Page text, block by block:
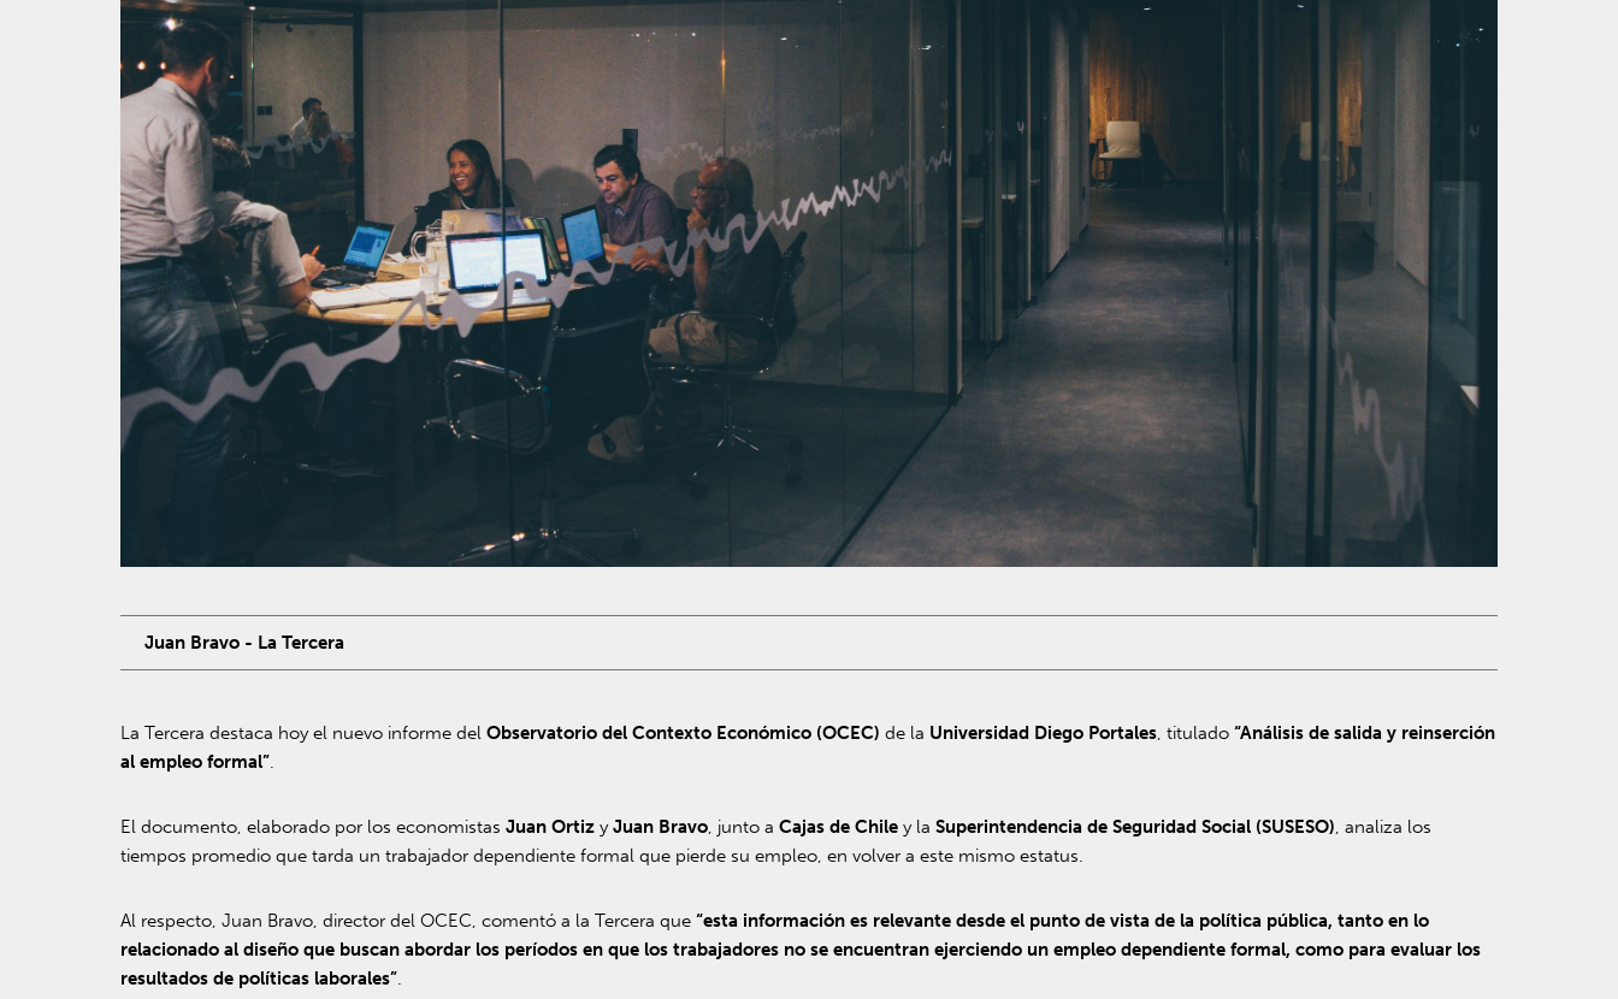
Juan Bravo - La Tercera
La Tercera destaca hoy el nuevo informe delObservatorio del Contexto Económico (OCEC) de la Universidad Diego Portales, titulado “Análisis de salida y reinserción
al empleo formal”.
El documento, elaborado por los economistasJuan Ortiz yJuan Bravo, junto aCajas de Chile y laSuperintendencia de Seguridad Social (SUSESO), analiza los
tiempos promedio que tarda un trabajador dependiente formal que pierde su empleo, en volver a este mismo estatus.
Al respecto, Juan Bravo, director del OCEC, comentó a la Tercera que“esta información es relevante desde el punto de vista de la política pública, tanto en lo
relacionado al diseño que buscan abordar los períodos en que los trabajadores no se encuentran ejerciendo un empleo dependiente formal, como para evaluar los
resultados de políticas laborales”.